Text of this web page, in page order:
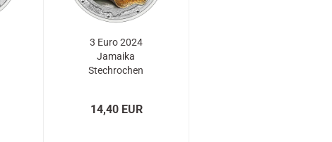
3 Euro 2024
Jamaika
Stechrochen
14,40 EUR